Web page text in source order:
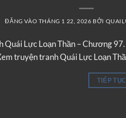
ĐĂNG VÀO THÁNG 1 22, 2026 BỞI
Lực Loạn Thần – Chương
truyện tranh Quái Lực Loạn
TIẾP